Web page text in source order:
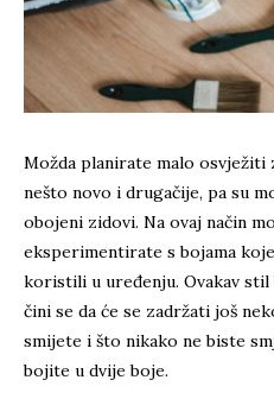
Možda planirate malo osvježiti
nešto novo i drugačije, pa su
obojeni zidovi. Na ovaj način
eksperimentirate s bojama
koristili u uređenju. Ovakav
čini se da će se zadržati još
smijete i što nikako ne biste
bojite u dvije boje.